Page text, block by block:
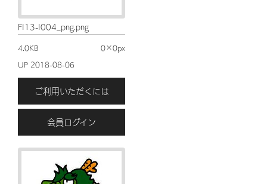
FI13-I004_png.png
4.0KB
0×0px
UP 2018-08-06
ご利用いただくには
会員ログイン